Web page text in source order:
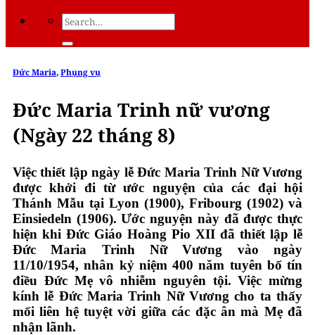
Đức Maria,Phụng vụ
Đức Maria Trinh nữ vương
(Ngày 22 tháng 8)
Việc thiết lập ngày lễ Đức Maria Trinh Nữ Vương
được khởi đi từ ước nguyện của các đại hội
Thánh Mẫu tại Lyon (1900), Fribourg (1902) và
Einsiedeln (1906). Ước nguyện này đã được thực
hiện khi Đức Giáo Hoàng Pio XII đã thiết lập lễ
Đức Maria Trinh Nữ Vương vào ngày
11/10/1954, nhân kỷ niệm 400 năm tuyên bố tín
điều Đức Mẹ vô nhiễm nguyên tội. Việc mừng
kính lễ Đức Maria Trinh Nữ Vương cho ta thấy
mối liên hệ tuyệt vời giữa các đặc ân mà Mẹ đã
nhận lãnh.